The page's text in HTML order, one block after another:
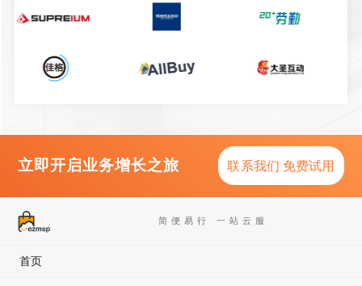
立即开启业务增长之旅 联系我们 免费试用
简便易行 一站云服
首页